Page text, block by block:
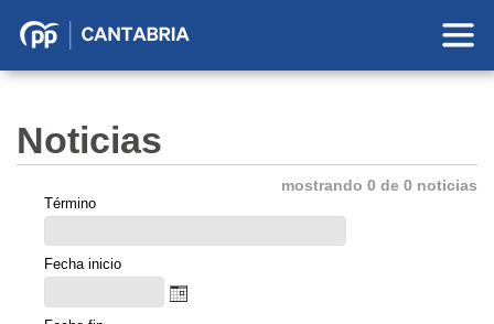
Partido
Cantabria
Noticias
mostrando 0 de 0 noticias
Término
Fecha inicio